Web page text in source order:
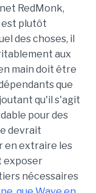
RedMonk,
est plutôt
des choses, il
aux
main doit être
que
qu'il s'agit
pour des
devrait
en extraire les
exposer
nécessaires